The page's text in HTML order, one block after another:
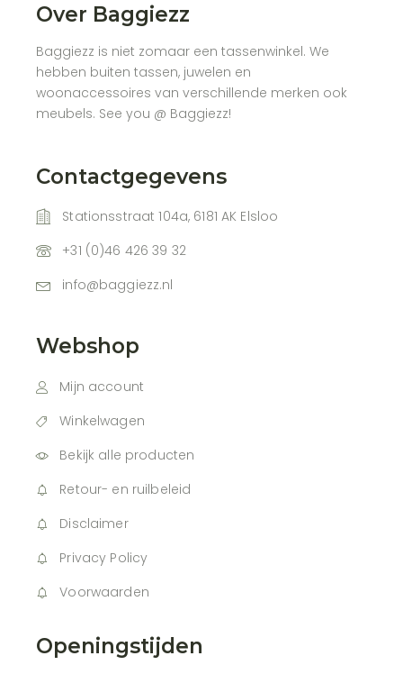
Over Baggiezz
Baggiezz is niet zomaar een tassenwinkel. We
hebben buiten tassen, juwelen en
woonaccessoires van verschillende merken ook
meubels. See you @ Baggiezz!
Contactgegevens
Stationsstraat 104a, 6181 AK Elsloo
+31 (0)46 426 39 32
info@baggiezz.nl
Webshop
Mijn account
Winkelwagen
Bekijk alle producten
Retour- en ruilbeleid
Disclaimer
Privacy Policy
Voorwaarden
Openingstijden